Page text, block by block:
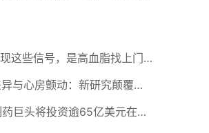
晨起出现这些信号，是高血脂找上门了吗？
性别差异与心房颤动：新研究颠覆传统观点
礼来制药巨头将投资逾65亿美元在休斯顿建设生物制造工厂